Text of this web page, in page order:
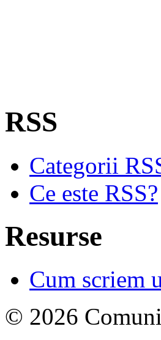
RSS
Categorii
Ce este RSS?
Resurse
Cum scriem
© 2026